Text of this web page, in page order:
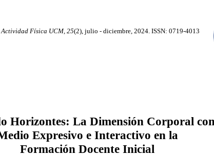
Física UCM, 25(2), julio - diciembre, 2024. ISSN: 0719-4013
Horizontes: La Dimensión Corporal
Expresivo e Interactivo en la
Formación Docente Inicial